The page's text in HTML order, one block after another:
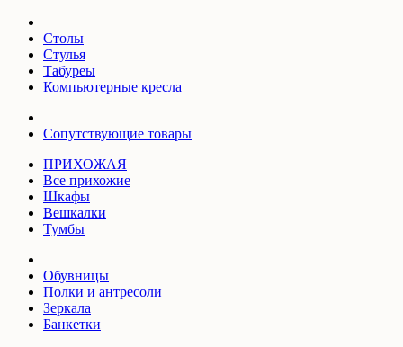
Столы
Стулья
Табуреы
Компьютерные кресла
Сопутствующие товары
ПРИХОЖАЯ
Все прихожие
Шкафы
Вешкалки
Тумбы
Обувницы
Полки и антресоли
Зеркала
Банкетки